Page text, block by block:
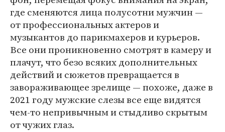
где сменяются лица полусотни мужчин —
от профессиональных актеров и
музыкантов до парикмахеров и курьеров.
Все они проникновенно смотрят в камеру и
плачут, что безо всяких дополнительных
действий и сюжетов превращается в
завораживающее зрелище — похоже, даже в
2021 году мужские слезы все еще видятся
чем-то непривычным и стыдливо скрытым
от чужих глаз.